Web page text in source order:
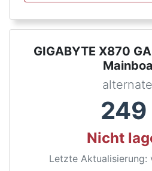
GIGABYTE X870
249
Nicht
Letzte Aktualisierung: